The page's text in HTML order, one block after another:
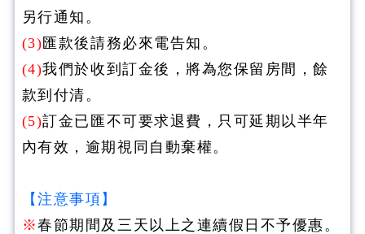
另行通知。
(3)匯款後請務必來電告知。
(4)我們於收到訂金後，將為您保留房間，餘
款到付清。
(5)訂金已匯不可要求退費，只可延期以半年
內有效，逾期視同自動棄權。
【注意事項】
※春節期間及三天以上之連續假日不予優惠。